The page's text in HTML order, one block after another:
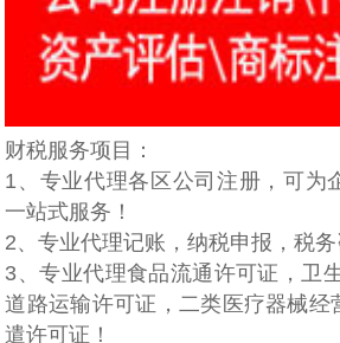
财税服务项目：
1、专业代理各区公司注册，可为
一站式服务！
2、专业代理记账，纳税申报，税务
3、专业代理食品流通许可证，卫
道路运输许可证，二类医疗器械经
遣许可证！